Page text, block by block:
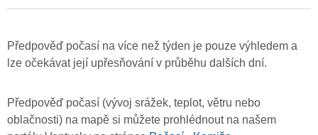
Předpověď počasí na více než týden je pouze výhledem a
lze očekávat její upřesňování v průběhu dalších dní.
Předpověď počasí (vývoj srážek, teplot, větru nebo
oblačnosti) na mapě si můžete prohlédnout na našem